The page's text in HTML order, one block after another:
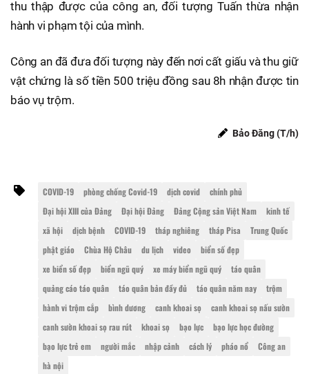
thu thập được của công an, đối tượng Tuấn thừa nhận
hành vi phạm tội của mình.
Công an đã đưa đối tượng này đến nơi cất giấu và thu giữ
vật chứng là số tiền 500 triệu đồng sau 8h nhận được tin
báo vụ trộm.
Bảo Đăng (T/h)
COVID-19 phòng chống Covid-19 dịch covid
chính phủ
Đại hội XIII của Đảng
Đại hội Đảng Đảng Cộng sản Việt Nam
kinh tế
xã hội
dịch bệnh COVID-19 tháp nghiêng tháp Pisa
Trung Quốc
phật giáo
Chùa Hộ Châu du lịch video
biển số đẹp
xe biển số đẹp
biển ngũ quý xe máy biển ngũ quý
táo quân
quảng cáo táo quân
táo quân bản đầy đủ táo quân năm nay
trộm
hành vi trộm cắp
bình dương canh khoai sọ
canh khoai sọ nấu sườn
canh sườn khoai sọ rau rút
khoai sọ bạo lực
bạo lực học đường
bạo lực trẻ em
người mắc nhập cảnh cách lý pháo nổ
Công an
hà nội